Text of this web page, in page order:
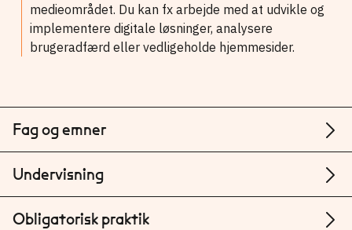
medieområdet. Du kan fx arbejde med at udvikle og
implementere digitale løsninger, analysere
brugeradfærd eller vedligeholde hjemmesider.
Fag og emner
Undervisning
Obligatorisk praktik